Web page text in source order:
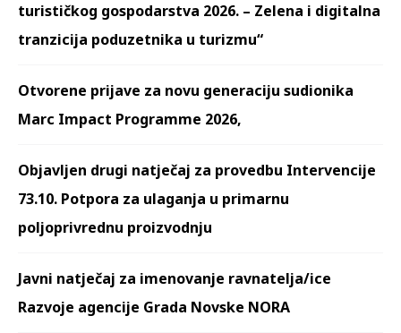
turističkog gospodarstva 2026. – Zelena i digitalna
tranzicija poduzetnika u turizmu“
Otvorene prijave za novu generaciju sudionika
Marc Impact Programme 2026,
Objavljen drugi natječaj za provedbu Intervencije
73.10. Potpora za ulaganja u primarnu
poljoprivrednu proizvodnju
Javni natječaj za imenovanje ravnatelja/ice
Razvoje agencije Grada Novske NORA